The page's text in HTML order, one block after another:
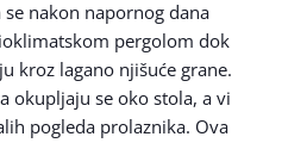
nakon napornog dana
pergolom dok
kroz lagano njišuće grane.
okupljaju se oko stola, a vi
pogleda prolaznika. Ova